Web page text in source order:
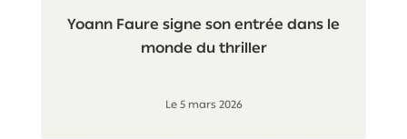
Yoann Faure signe son entrée dans le
monde du thriller
Le 5 mars 2026